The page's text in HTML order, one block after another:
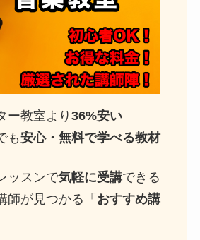
ー教室より36%安い
も安心・無料で学べる教材
ッスンで気軽に受講できる
師が見つかる「 おすすめ講